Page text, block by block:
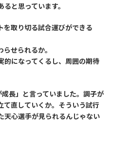
と思っています。
を取り切る試合運びができる
せられるか。
的になってくるし、周囲の期待
長」と言っていました。調子が
て直していくか。そういう試行
天心選手が見られるんじゃない